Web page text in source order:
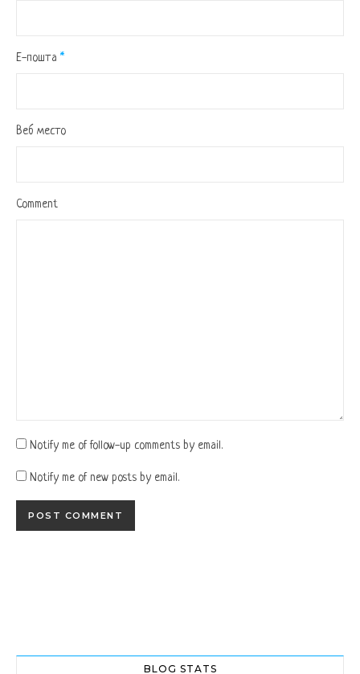
Е-пошта *
Веб место
Comment
Notify me of follow-up comments by email.
Notify me of new posts by email.
BLOG STATS